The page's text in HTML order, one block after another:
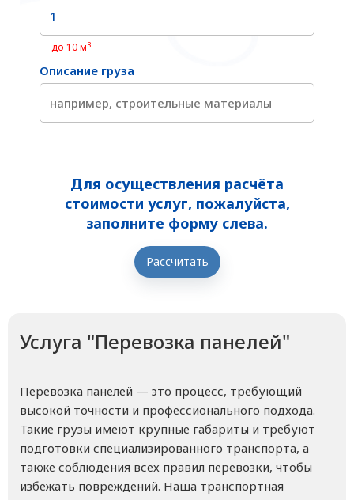
до 10 м3
Описание груза
Для осуществления расчёта
стоимости услуг, пожалуйста,
заполните форму слева.
Рассчитать
Услуга "Перевозка панелей"
Перевозка панелей — это процесс, требующий
высокой точности и профессионального подхода.
Такие грузы имеют крупные габариты и требуют
подготовки специализированного транспорта, а
также соблюдения всех правил перевозки, чтобы
избежать повреждений. Наша транспортная